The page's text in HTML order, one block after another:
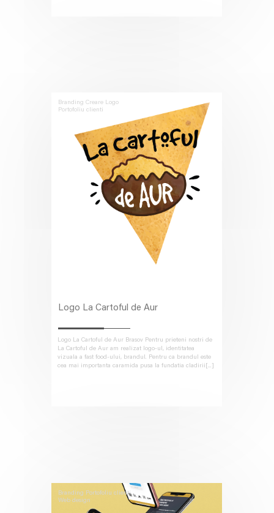
Branding Creare Logo
Portofoliu clienti
Logo La Cartoful de Aur
Logo La Cartoful de Aur Brasov Pentru prieteni nostri de
La Cartoful de Aur am realizat logo-ul, identitatea
vizuala a fast food-ului, brandul. Pentru ca brandul este
cea mai importanta caramida pusa la fundatia cladirii[...]
Branding Portofoliu clienti
Web design